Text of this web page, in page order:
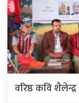
वरिष्ठ कवि